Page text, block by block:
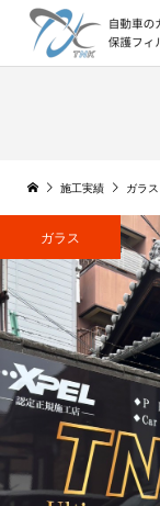
施工実績 ガラス
ガラス